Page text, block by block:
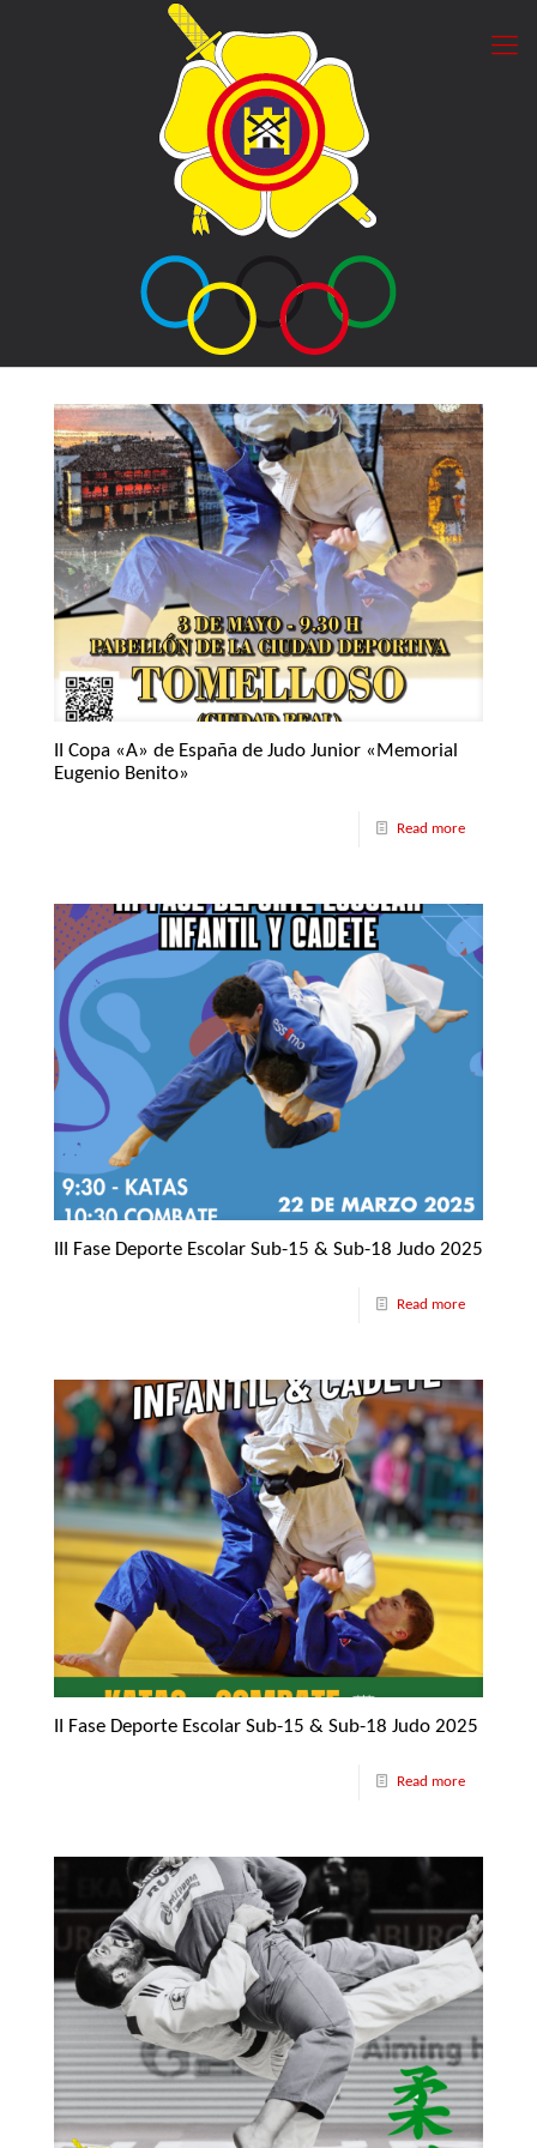
II Copa «A» de España de Judo Junior «Memorial
Eugenio Benito»
Read more
III Fase Deporte Escolar Sub-15 & Sub-18 Judo 2025
Read more
II Fase Deporte Escolar Sub-15 & Sub-18 Judo 2025
Read more